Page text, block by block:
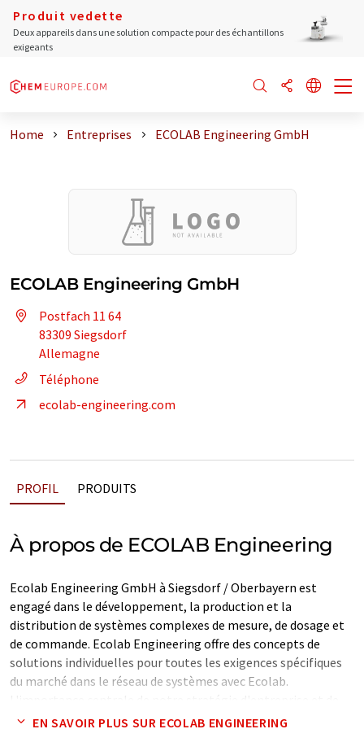
Produit vedette
Deux appareils dans une solution compacte pour des échantillons
exigeants
Home Entreprises ECOLAB Engineering GmbH
ECOLAB Engineering GmbH
Postfach 11 64
83309 Siegsdorf
Allemagne
Téléphone
ecolab-engineering.com
PROFIL PRODUITS
À propos de ECOLAB Engineering
Ecolab Engineering GmbH à Siegsdorf / Oberbayern est
engagé dans le développement, la production et la
distribution de systèmes complexes de mesure, de dosage et
de commande. Ecolab Engineering offre des concepts de
solutions individuelles pour toutes les exigences spécifiques
du marché dans le réseau de systèmes avec Ecolab.
marketing est l'adaptation cohérente des systèmes
EN SAVOIR PLUS SUR ECOLAB ENGINEERING